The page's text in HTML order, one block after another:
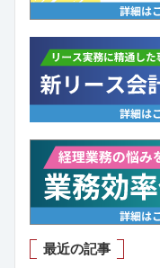
最近の記事